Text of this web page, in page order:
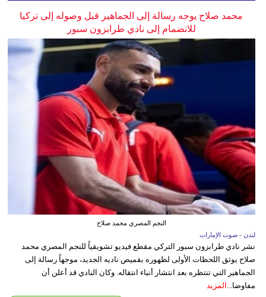
محمد صلاح يوجه رسالة إلى الجماهير قبل وصوله إلى تركيا
للانضمام إلى نادي طرابزون سبور
النجم المصري محمد صلاح
لندن - صوت الإمارات
نشر نادي طرابزون سبور التركي مقطع فيديو تشويقياً للنجم المصري محمد
صلاح يوثق اللحظات الأولى لظهوره بقميص ناديه الجديد، موجهاً رسالة إلى
الجماهير التي تنتظره بعد انتشار أنباء انتقاله. وكان النادي قد أعلن أن
مفاوضا... المزيد